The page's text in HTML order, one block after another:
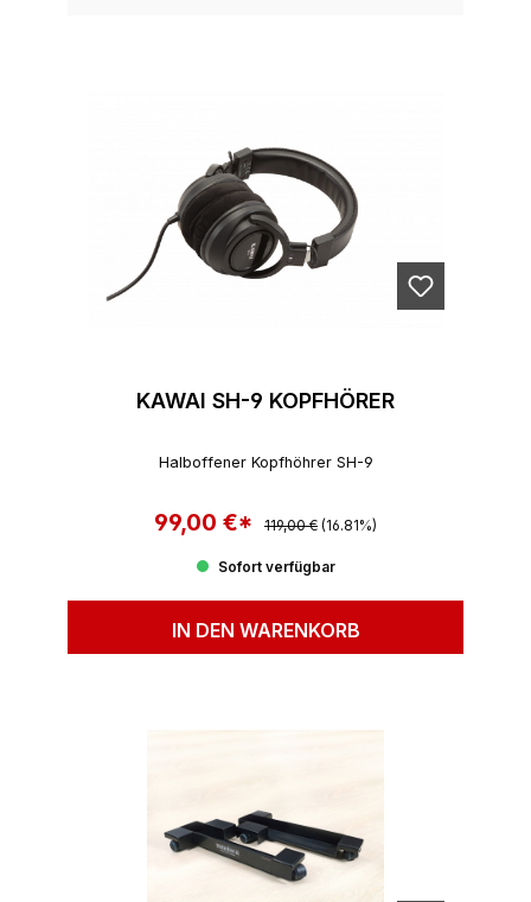
KAWAI SH-9 KOPFHÖRER
Halboffener Kopfhöhrer SH-9
Verkaufspreis:
99,00 €* Regulärer Preis:
119,00 € (16.81%)
Sofort verfügbar
IN DEN WARENKORB